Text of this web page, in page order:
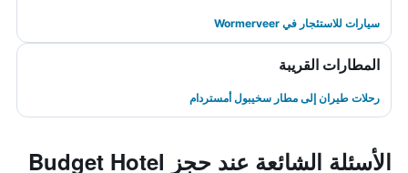
سيارات للاستئجار في Wormerveer
المطارات القريبة
رحلات طيران إلى مطار سخيبول أمستردام
الأسئلة الشائعة عند حجز Budget Hotel